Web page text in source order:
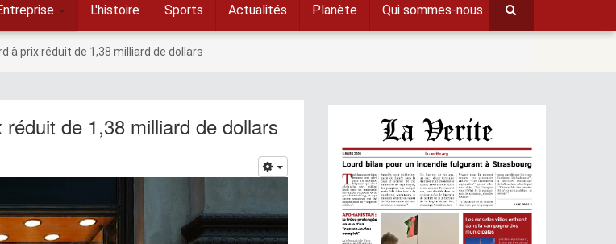
L'histoire Sports Actualités Planète Qui sommes-nous
à prix réduit de 1,38 milliard de dollars
de 1,38 milliard de dollars